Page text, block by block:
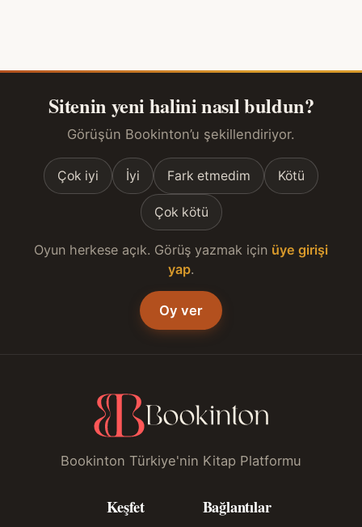
Sitenin yeni halini nasıl buldun?
Görüşün Bookinton’u şekillendiriyor.
Çok iyi İyi Fark etmedim Kötü
Çok kötü
Oyun herkese açık. Görüş yazmak için üye girişi
yap.
Oy ver
Bookinton Türkiye'nin Kitap Platformu
Keşfet Bağlantılar